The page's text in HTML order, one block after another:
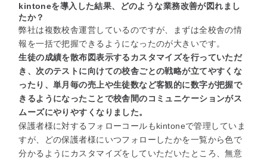
kintoneを導入した結果、どのような業務改善が図れまし
たか？
弊社は複数校舎運営しているのですが、まずは全校舎の情
報を一括で把握できるようになったのが大きいです。
生徒の成績を散布図表示するカスタマイズを行っていただ
き、次のテストに向けての校舎ごとの戦略が立てやすくな
ったり、単月毎の売上や生徒数など客観的に数字が把握で
きるようになったことで校舎間のコミュニケーションがス
ムーズにやりやすくなりました。
保護者様に対するフォローコールもkintoneで管理していま
すが、どの保護者様にいつフォローしたかを一覧から色で
分かるようにカスタマイズをしていただいたところ、無意